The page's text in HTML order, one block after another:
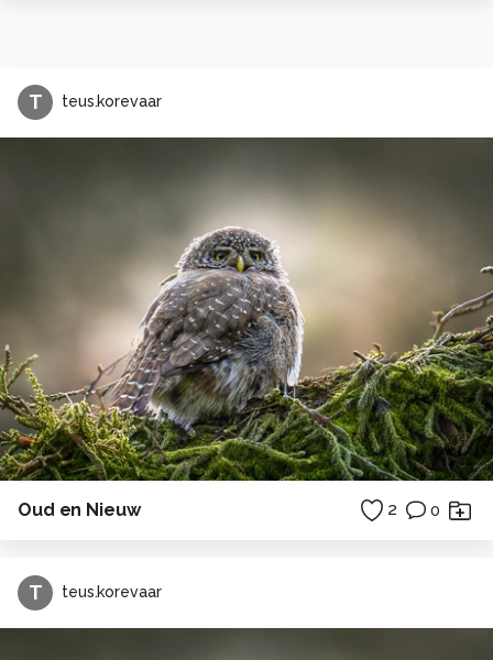
T teus.korevaar
Oud en Nieuw 2 0
T teus.korevaar